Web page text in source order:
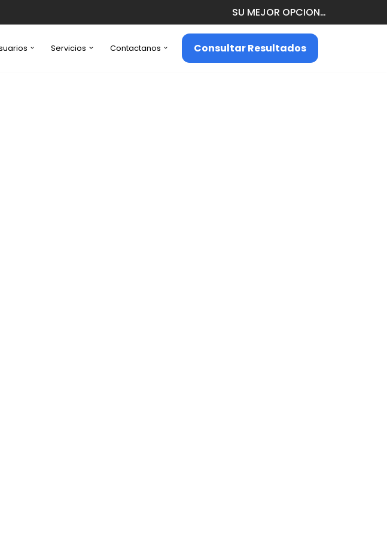
SU MEJOR OPCION…
Servicios Contactanos Consultar Resultados